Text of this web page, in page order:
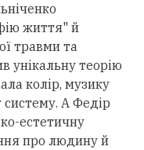
життя" й
травми та
унікальну теорію
колір, музику
систему. А Федір
естетичну
про людину й